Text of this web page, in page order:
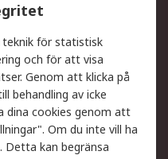
Teknisk Support
Exportlösningar
Retur av varor
Spåra din order
Fördelar med RS-konto
teknik för statistisk
och för att visa
Genom att klicka på
behandling av icke
dina cookies genom att
Om du inte vill ha
Detta kan begränsa